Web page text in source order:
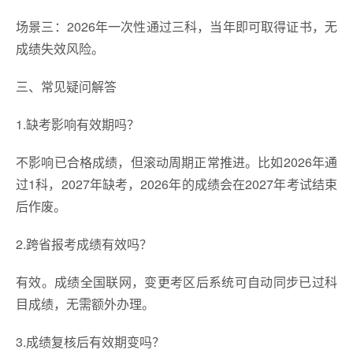
场景三：2026年一次性通过三科，当年即可取得证书，无
成绩失效风险。
三、常见疑问解答
1.缺考影响有效期吗？
不影响已合格成绩，但滚动周期正常推进。比如2026年通
过1科，2027年缺考，2026年的成绩会在2027年考试结束
后作废。
2.跨省报考成绩有效吗？
有效。成绩全国联网，变更考区后系统可自动同步已过科
目成绩，无需额外办理。
3.成绩复核后有效期变吗？